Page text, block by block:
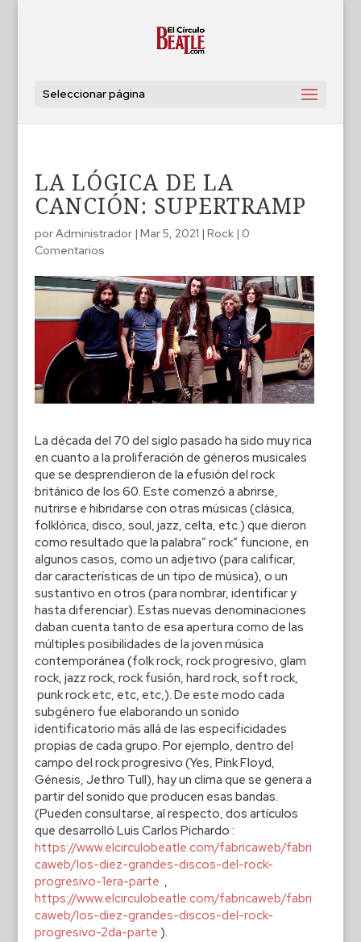
Seleccionar página
LA LÓGICA DE LA
CANCIÓN: SUPERTRAMP
porAdministrador| Mar 5, 2021 | Rock| 0
Comentarios
La década del 70 del siglo pasado ha sido muy rica
en cuanto a la proliferación de géneros musicales
que se desprendieron de la efusión del rock
británico de los 60. Este comenzó a abrirse,
nutrirse e hibridarse con otras músicas (clásica,
folklórica, disco, soul, jazz, celta, etc.) que dieron
como resultado que la palabra” rock” funcione, en
algunos casos, como un adjetivo (para calificar,
dar características de un tipo de música), o un
sustantivo en otros (para nombrar, identificar y
hasta diferenciar). Estas nuevas denominaciones
daban cuenta tanto de esa apertura como de las
múltiples posibilidades de la joven música
contemporánea (folk rock, rock progresivo, glam
rock, jazz rock, rock fusión, hard rock, soft rock,
punk rock etc, etc, etc,). De este modo cada
subgénero fue elaborando un sonido
identificatorio más allá de las especificidades
propias de cada grupo. Por ejemplo, dentro del
campo del rock progresivo (Yes, Pink Floyd,
Génesis, Jethro Tull), hay un clima que se genera a
partir del sonido que producen esas bandas.
(Pueden consultarse, al respecto, dos artículos
que desarrolló Luis Carlos Pichardo :
https://www.elcirculobeatle.com/fabricaweb/fabri
caweb/los-diez-grandes-discos-del-rock-
progresivo-1era-parte ,
https://www.elcirculobeatle.com/fabricaweb/fabri
caweb/los-diez-grandes-discos-del-rock-
progresivo-2da-parte ).